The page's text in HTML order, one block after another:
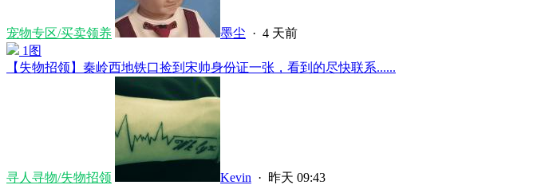
宠物专区/买卖领养 墨尘 · 4 天前
1图
【失物招领】秦岭西地铁口捡到宋帅身份证一张，看到的尽快联系......
寻人寻物/失物招领 Kevin · 昨天 09:43